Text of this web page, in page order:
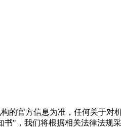
的官方信息为准，任何关于
"，我们将根据相关法律法规